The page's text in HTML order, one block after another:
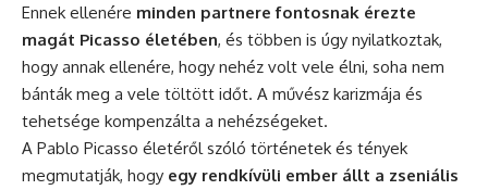
Ennek ellenére minden partnere fontosnak érezte
magát Picasso életében, és többen is úgy nyilatkoztak,
hogy annak ellenére, hogy nehéz volt vele élni, soha nem
bánták meg a vele töltött időt. A művész karizmája és
tehetsége kompenzálta a nehézségeket.
A Pablo Picasso életéről szóló történetek és tények
megmutatják, hogy egy rendkívüli ember állt a zseniális